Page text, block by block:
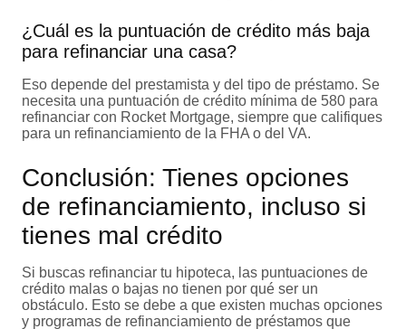
¿Cuál es la puntuación de crédito más baja
para refinanciar una casa?
Eso depende del prestamista y del tipo de préstamo. Se
necesita una puntuación de crédito mínima de 580 para
refinanciar con Rocket Mortgage, siempre que califiques
para un refinanciamiento de la FHA o del VA.
Conclusión: Tienes opciones
de refinanciamiento, incluso si
tienes mal crédito
Si buscas refinanciar tu hipoteca, las puntuaciones de
crédito malas o bajas no tienen por qué ser un
obstáculo. Esto se debe a que existen muchas opciones
y programas de refinanciamiento de préstamos que